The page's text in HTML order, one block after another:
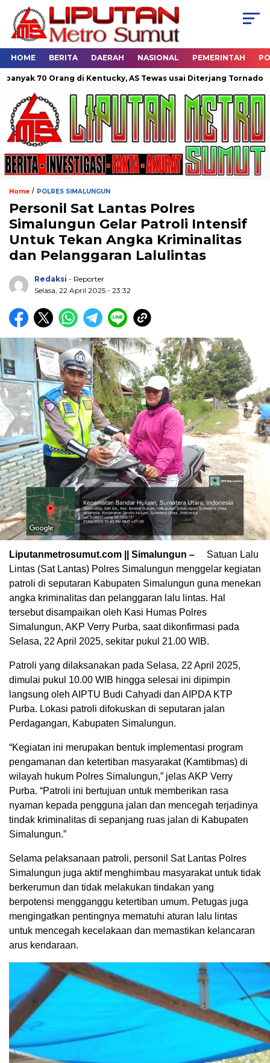
HOME BERITA DAERAH NASIONAL PEMERINTAH
di Kentucky, AS Tewas usai Diterjang Tornado Dahsyat
Home / POLRES SIMALUNGUN
Personil Sat Lantas Polres
Simalungun Gelar Patroli Intensif
Untuk Tekan Angka Kriminalitas
dan Pelanggaran Lalulintas
Redaksi - Reporter
Selasa, 22 April 2025 - 23:32
Liputanmetrosumut.com || Simalungun –
Satuan Lalu
Lintas (Sat Lantas) Polres Simalungun menggelar kegiatan
patroli di seputaran Kabupaten Simalungun guna menekan
angka kriminalitas dan pelanggaran lalu lintas. Hal
tersebut disampaikan oleh Kasi Humas Polres
Simalungun, AKP Verry Purba, saat dikonfirmasi pada
Selasa, 22 April 2025, sekitar pukul 21.00 WIB.
Patroli yang dilaksanakan pada Selasa, 22 April 2025,
dimulai pukul 10.00 WIB hingga selesai ini dipimpin
langsung oleh AIPTU Budi Cahyadi dan AIPDA KTP
Purba. Lokasi patroli difokuskan di seputaran jalan
Perdagangan, Kabupaten Simalungun.
“Kegiatan ini merupakan bentuk implementasi program
pengamanan dan ketertiban masyarakat (Kamtibmas) di
wilayah hukum Polres Simalungun,” jelas AKP Verry
Purba. “Patroli ini bertujuan untuk memberikan rasa
nyaman kepada pengguna jalan dan mencegah terjadinya
tindak kriminalitas di sepanjang ruas jalan di Kabupaten
Simalungun.”
Selama pelaksanaan patroli, personil Sat Lantas Polres
Simalungun juga aktif menghimbau masyarakat untuk tidak
berkerumun dan tidak melakukan tindakan yang
berpotensi mengganggu ketertiban umum. Petugas juga
mengingatkan pentingnya mematuhi aturan lalu lintas
untuk mencegah kecelakaan dan memastikan kelancaran
arus kendaraan.